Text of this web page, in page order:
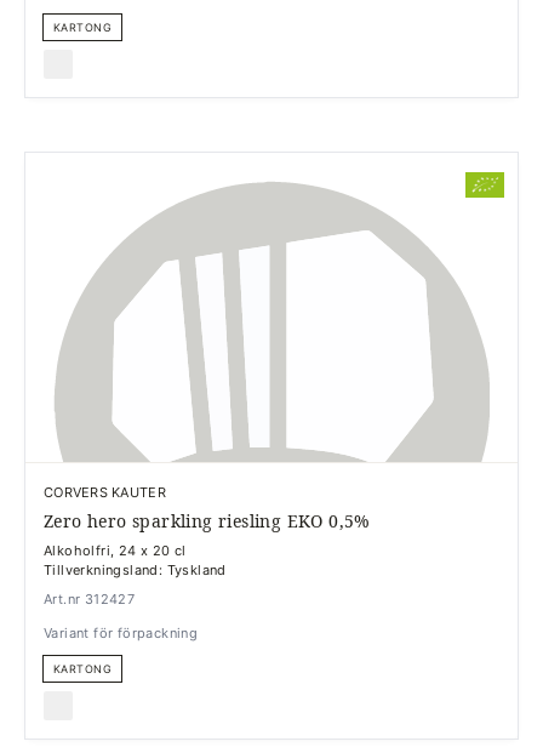
KARTONG
CORVERS KAUTER
Zero hero sparkling riesling EKO 0,5%
Alkoholfri, 24 x 20 cl
Tillverkningsland: Tyskland
Art.nr 312427
Variant för förpackning
KARTONG